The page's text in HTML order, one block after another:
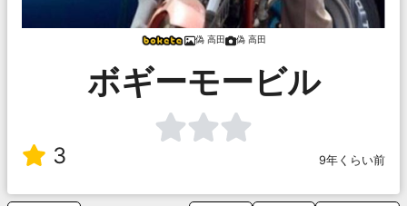
偽 高田 偽 高田
ボギーモービル
3 9年くらい前